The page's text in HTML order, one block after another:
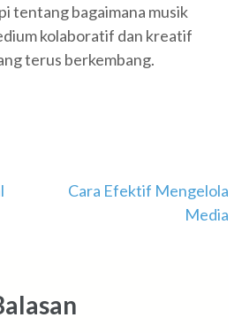
tentang bagaimana musik
kolaboratif dan kreatif
terus berkembang.
Cara Efektif Mengelola
Media